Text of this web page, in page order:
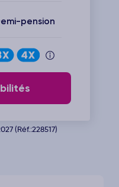
pension
(Réf.:228517)